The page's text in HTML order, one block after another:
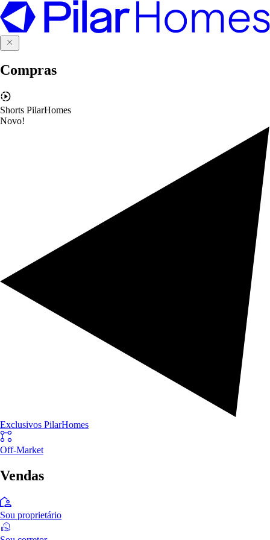
Compras
Shorts PilarHomes
Novo!
Exclusivos PilarHomes
Off-Market
Vendas
Sou proprietário